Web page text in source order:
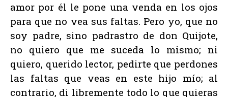
amor por él le pone una venda en los ojos
para que no vea sus faltas. Pero yo, que no
soy padre, sino padrastro de don Quijote,
no quiero que me suceda lo mismo; ni
quiero, querido lector, pedirte que perdones
las faltas que veas en este hijo mío; al
contrario, di libremente todo lo que quieras